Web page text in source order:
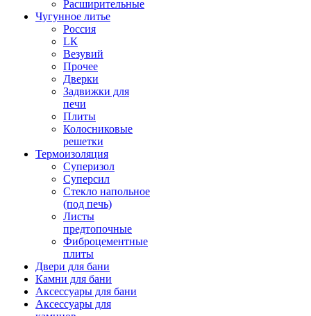
Расширительные
Чугунное литье
Россия
LК
Везувий
Прочее
Дверки
Задвижки для
печи
Плиты
Колосниковые
решетки
Термоизоляция
Суперизол
Суперсил
Стекло напольное
(под печь)
Листы
предтопочные
Фиброцементные
плиты
Двери для бани
Камни для бани
Аксессуары для бани
Аксессуары для